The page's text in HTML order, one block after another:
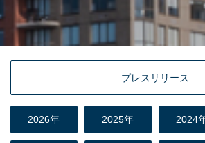
プレスリリース
2026年 2025年 2024